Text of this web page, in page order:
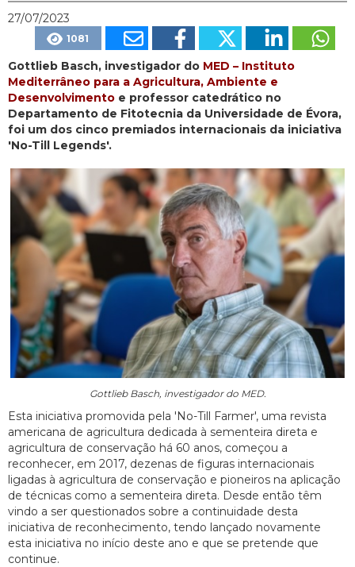
27/07/2023
1081
Gottlieb Basch, investigador do MED – Instituto
Mediterrâneo para a Agricultura, Ambiente e
Desenvolvimento e professor catedrático no
Departamento de Fitotecnia da Universidade de Évora,
foi um dos cinco premiados internacionais da iniciativa
'No-Till Legends'.
Gottlieb Basch, investigador do MED.
Esta iniciativa promovida pela 'No-Till Farmer', uma revista
americana de agricultura dedicada à sementeira direta e
agricultura de conservação há 60 anos, começou a
reconhecer, em 2017, dezenas de figuras internacionais
ligadas à agricultura de conservação e pioneiros na aplicação
de técnicas como a sementeira direta. Desde então têm
vindo a ser questionados sobre a continuidade desta
iniciativa de reconhecimento, tendo lançado novamente
esta iniciativa no início deste ano e que se pretende que
continue.